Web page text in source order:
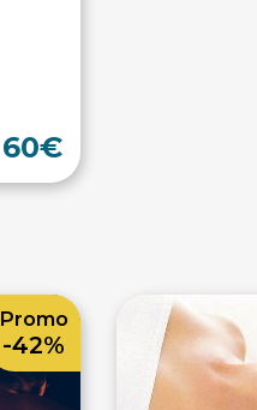
60€
Promo
-42%